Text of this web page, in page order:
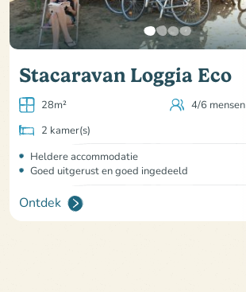
Stacaravan Loggia Eco
28m²
4/6 mensen
2 kamer(s)
Heldere accommodatie
Goed uitgerust en goed ingedeeld
Ontdek